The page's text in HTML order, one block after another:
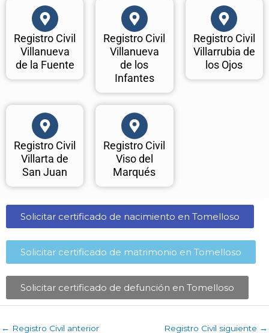
Registro Civil
Villanueva
de la Fuente
Registro Civil
Villanueva
de los
Infantes
Registro Civil
Villarrubia de
los Ojos
Registro Civil
Villarta de
San Juan
Registro Civil
Viso del
Marqués
Solicitar certificado de nacimiento en Tomelloso​
Solicitar certificado de matrimonio en Tomelloso​
Solicitar certificado de defunción en Tomelloso​
← Registro Civil anterior Registro Civil siguiente →